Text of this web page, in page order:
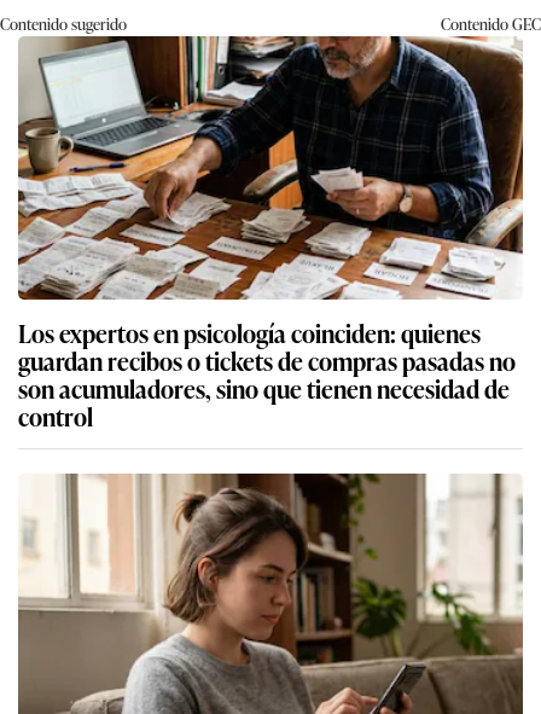
Contenido sugerido ContenidoGEC
Los expertos en psicología coinciden: quienes
guardan recibos o tickets de compras pasadas no
son acumuladores, sino que tienen necesidad de
control